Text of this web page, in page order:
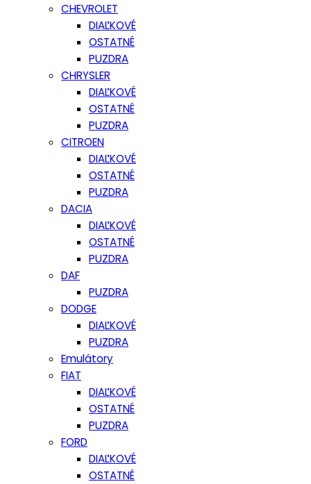
CHEVROLET
DIAĽKOVÉ
OSTATNÉ
PUZDRA
CHRYSLER
DIAĽKOVÉ
OSTATNÉ
PUZDRA
CITROEN
DIAĽKOVÉ
OSTATNÉ
PUZDRA
DACIA
DIAĽKOVÉ
OSTATNÉ
PUZDRA
DAF
PUZDRA
DODGE
DIAĽKOVÉ
PUZDRA
Emulátory
FIAT
DIAĽKOVÉ
OSTATNÉ
PUZDRA
FORD
DIAĽKOVÉ
OSTATNÉ